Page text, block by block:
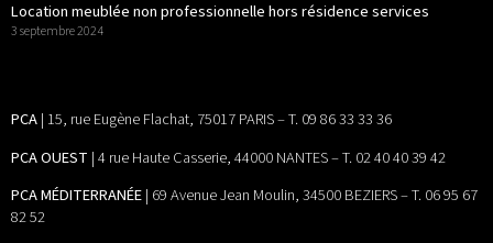
Location meublée non professionnelle hors résidence services
3 septembre 2024
PCA| 15, rue Eugène Flachat, 75017 PARIS – T. 09 86 33 33 36
PCA OUEST | 4 rue Haute Casserie, 44000 NANTES – T. 02 40 40 39 42
PCA MÉDITERRANÉE| 69 Avenue Jean Moulin, 34500 BEZIERS – T. 06 95 67
82 52